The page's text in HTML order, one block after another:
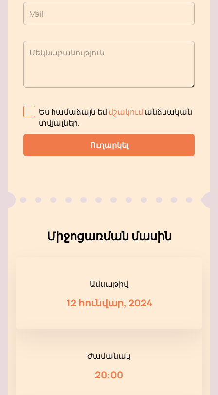
Mail
Մեկնաբանություն
Ես համաձայն եմմշակումանձնական
տվյալներ.
Ուղարկել
Միջոցառման մասին
Ամսաթիվ
12 հունվար, 2024
Ժամանակ
20:00